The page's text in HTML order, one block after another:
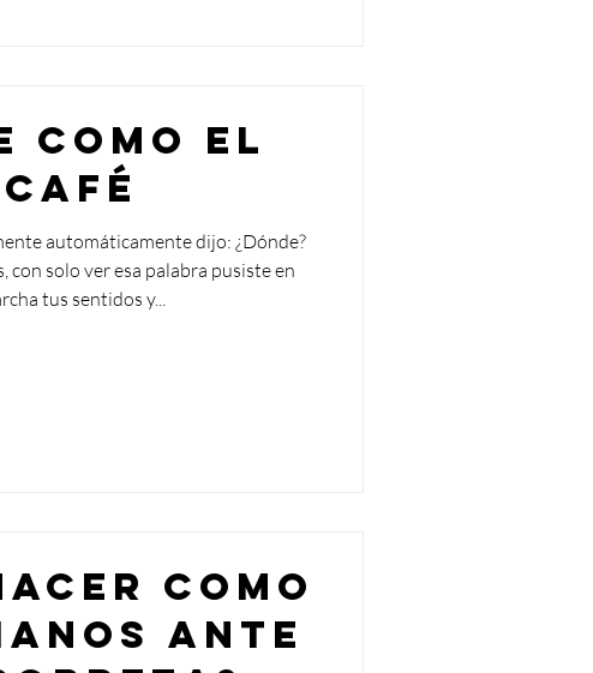
como el
café
automáticamente dijo: ¿Dónde?
con solo ver esa palabra pusiste en
tus sentidos y...
como
ante